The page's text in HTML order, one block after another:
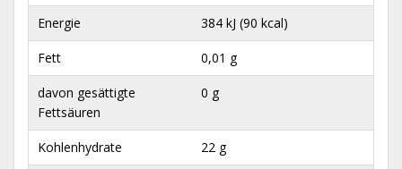
Energie 384 kJ (90 kcal)
Fett 0,01 g
davon gesättigte
Fettsäuren
0 g
Kohlenhydrate 22 g